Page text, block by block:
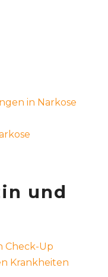
in Narkose
und
Check-Up
Krankheiten